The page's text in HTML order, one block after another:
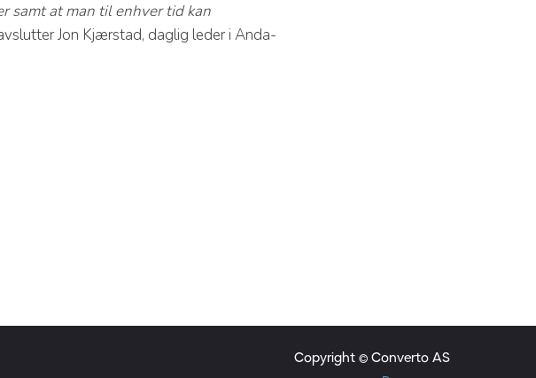
samt at man til enhver tid kan
Jon Kjærstad, daglig leder i Anda-
Copyright © Converto AS